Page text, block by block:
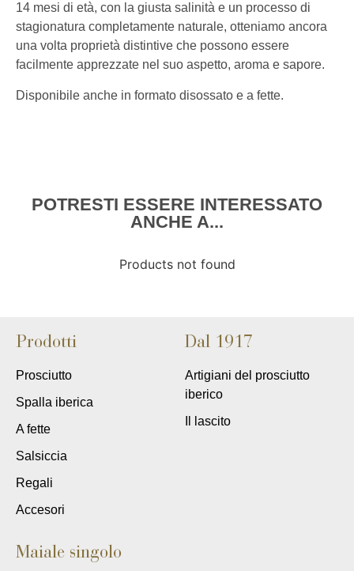
14 mesi di età, con la giusta salinità e un processo di
stagionatura completamente naturale, otteniamo ancora
una volta proprietà distintive che possono essere
facilmente apprezzate nel suo aspetto, aroma e sapore.
Disponibile anche in formato disossato e a fette.
POTRESTI ESSERE INTERESSATO
ANCHE A...
Products not found
Prodotti
Prosciutto
Spalla iberica
A fette
Salsiccia
Regali
Accesori
Dal 1917
Artigiani del prosciutto
iberico
Il lascito
Maiale singolo